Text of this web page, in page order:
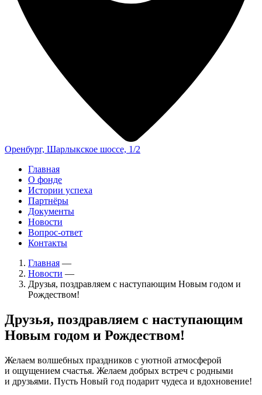
Оренбург, Шарлыкское шоссе, 1/2
Главная
О фонде
Истории успеха
Партнёры
Документы
Новости
Вопрос-ответ
Контакты
Главная —
Новости —
Друзья, поздравляем с наступающим Новым годом и
Рождеством!
Друзья, поздравляем с наступающим
Новым годом и Рождеством!
Желаем волшебных праздников с уютной атмосферой
и ощущением счастья. Желаем добрых встреч с родными
и друзьями. Пусть Новый год подарит чудеса и вдохновение!